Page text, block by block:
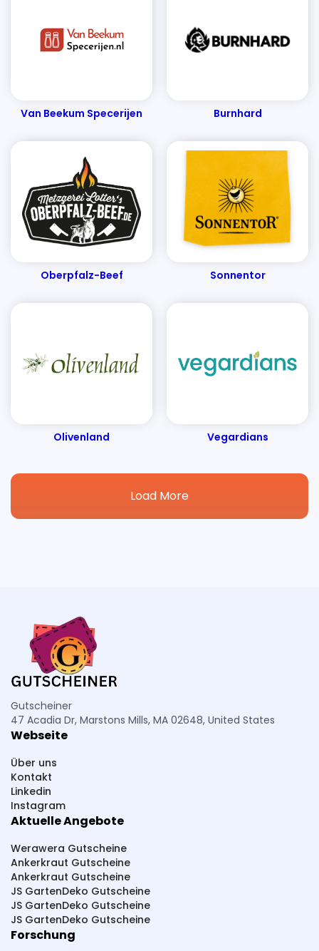
Van Beekum Specerijen Burnhard
Oberpfalz-Beef Sonnentor
Olivenland Vegardians
Load More
Gutscheiner
47 Acadia Dr, Marstons Mills, MA 02648, United States
Webseite
Über uns
Kontakt
Linkedin
Instagram
Aktuelle Angebote
Werawera Gutscheine
Ankerkraut Gutscheine
Ankerkraut Gutscheine
JS GartenDeko Gutscheine
JS GartenDeko Gutscheine
JS GartenDeko Gutscheine
Forschung